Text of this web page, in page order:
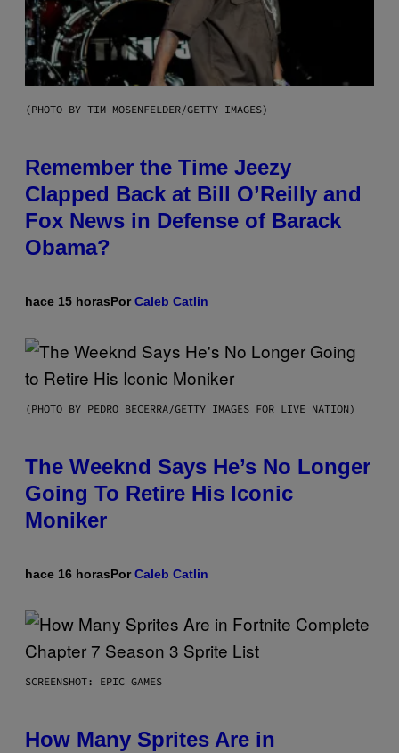
(PHOTO BY TIM MOSENFELDER/GETTY IMAGES)
Remember the Time Jeezy
Clapped Back at Bill O’Reilly and
Fox News in Defense of Barack
Obama?
hace 15 horasPorCaleb Catlin
(PHOTO BY PEDRO BECERRA/GETTY IMAGES FOR LIVE NATION)
The Weeknd Says He’s No Longer
Going To Retire His Iconic
Moniker
hace 16 horasPorCaleb Catlin
SCREENSHOT: EPIC GAMES
How Many Sprites Are in